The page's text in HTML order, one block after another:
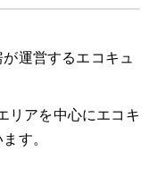
運営するエコキュ
リアを中心にエコキ
す。